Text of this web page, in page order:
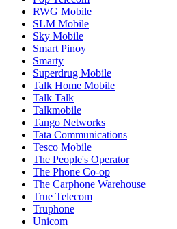
RWG Mobile
SLM Mobile
Sky Mobile
Smart Pinoy
Smarty
Superdrug Mobile
Talk Home Mobile
Talk Talk
Talkmobile
Tango Networks
Tata Communications
Tesco Mobile
The People's Operator
The Phone Co-op
The Carphone Warehouse
True Telecom
Truphone
Unicom